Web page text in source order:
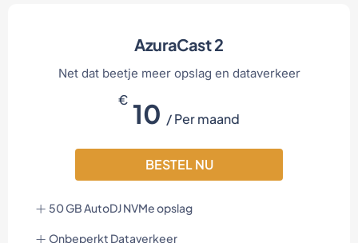
AzuraCast 2
Net dat beetje meer opslag en dataverkeer
€ 10 / Per maand
BESTEL NU
50 GB AutoDJ NVMe opslag
Onbeperkt Dataverkeer